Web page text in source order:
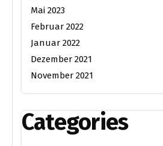
Mai 2023
Februar 2022
Januar 2022
Dezember 2021
November 2021
Categories